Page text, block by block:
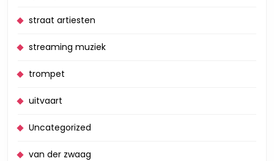
straat artiesten
streaming muziek
trompet
uitvaart
Uncategorized
van der zwaag